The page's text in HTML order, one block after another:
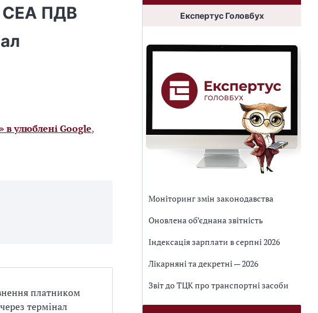
СЕА ПДВ
в улюблені Google,
платником
термінал
Експертус Головбух
Моніторинг змін законодавства
Оновлена об’єднана звітність
Індексація зарплати в серпні 2026
Лікарняні та декретні — 2026
Звіт до ТЦК про транспортні засоби